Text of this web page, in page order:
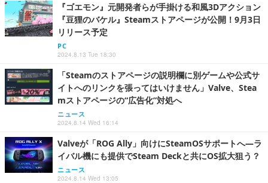
『ゴエモン』元開発者らが手掛ける和風3Dアクション
『豆狸のバケル』Steamストアページが公開！9月3日
リリース予定
PC
2024.8.13 Tue 18:30
「Steamのストアページの説明欄に別ゲームや公式サ
イトへのリンクを張ってはいけません」Valve、Stea
mストアページの“広告化”対処へ
ニュース
2024.8.14 Wed 16:14
Valveが「ROG Ally」向けにSteamOSサポートへ―ラ
イバル機にも提供でSteam Deckと共にOS拡大狙う？
ニュース
2024.8.14 Wed 13:05